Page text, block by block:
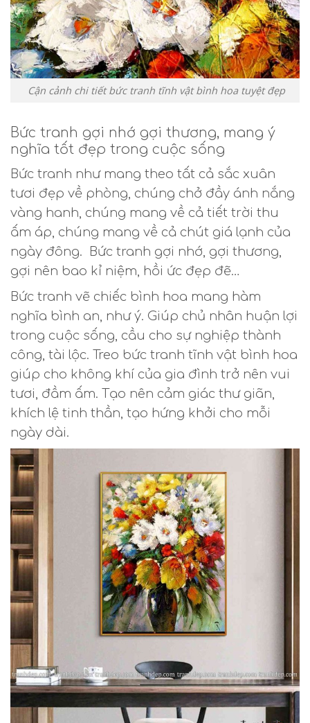
Cận cảnh chi tiết bức tranh tĩnh vật bình hoa tuyệt đẹp
Bức tranh gợi nhớ gợi thương, mang ý
nghĩa tốt đẹp trong cuộc sống
Bức tranh như mang theo tất cả sắc xuân
tươi đẹp về phòng, chúng chở đầy ánh nắng
vàng hanh, chúng mang về cả tiết trời thu
ấm áp, chúng mang về cả chút giá lạnh của
ngày đông. Bức tranh gợi nhớ, gợi thương,
gợi nên bao kỉ niệm, hồi ức đẹp đẽ…
Bức tranh vẽ chiếc bình hoa mang hàm
nghĩa bình an, như ý. Giúp chủ nhân huận lợi
trong cuộc sống, cầu cho sự nghiệp thành
công, tài lộc. Treo bức tranh tĩnh vật bình hoa
giúp cho không khí của gia đình trở nên vui
tươi, đầm ấm. Tạo nên cảm giác thư giãn,
khích lệ tinh thần, tạo hứng khởi cho mỗi
ngày dài.